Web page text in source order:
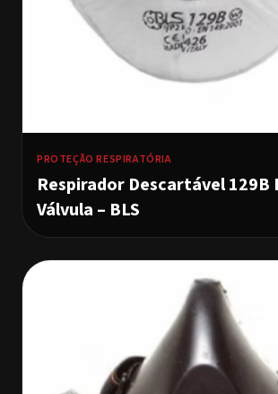
PROTEÇÃO RESPIRATÓRIA
Respirador Descartável 129B
Válvula – BLS